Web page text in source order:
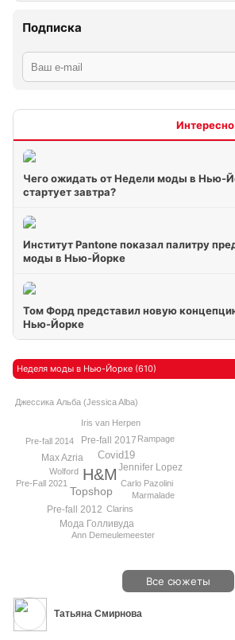
Подписка
Чего ожидать от Недели моды в Нью-
стартует завтра?
Институт Pantone показал палитру
моды в Нью-Йорке
Том Форд представил новую
Нью-Йорке
Неделя моды в Нью-Йорке (610)
H&M
Topshop
Covid19
Pre-fall 2017
Pre-fall 2012
Max Azria
Мода Голливуда
Jennifer Lopez
Wolford
Carlo Pazolini
Iris van Herpen
Ann Demeulemeester
Pre-fall 2014
Джессика Альба (Jessica Alba)
Pre-Fall 2021
Marmalade
Clarins
Rampage
Все сюжеты
Татьяна Смирнова